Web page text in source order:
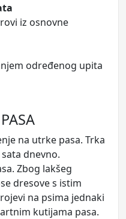
iz osnovne
određenog upita
na utrke pasa. Trka
dnevno.
Zbog lakšeg
dresove s istim
na psima jednaki
kutijama pasa.